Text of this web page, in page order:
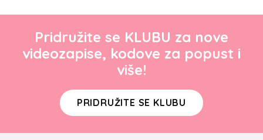
Pridružite se KLUBU za nove
videozapise, kodove za popust i
više!
PRIDRUŽITE SE KLUBU